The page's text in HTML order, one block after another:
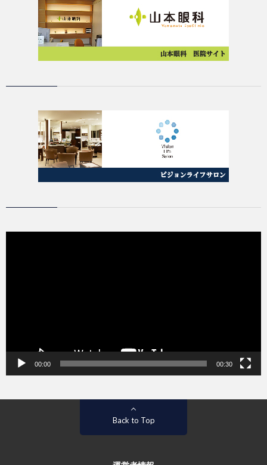
動
00:00 00:30
Back to Top